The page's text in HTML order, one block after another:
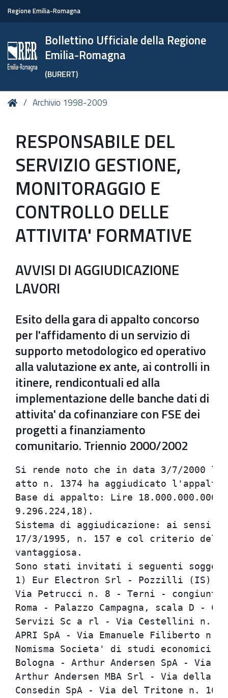
Regione Emilia-Romagna
Bollettino Ufficiale della Regione
Emilia-Romagna
(BURERT)
Tu HomeArchivio 1998-2009
RESPONSABILE DEL
SERVIZIO GESTIONE,
MONITORAGGIO E
CONTROLLO DELLE
ATTIVITA' FORMATIVE
AVVISI DI AGGIUDICAZIONE
LAVORI
Esito della gara di appalto concorso
per l'affidamento di un servizio di
supporto metodologico ed operativo
alla valutazione ex ante, ai controlli in
itinere, rendicontuali ed alla
implementazione delle banche dati di
attivita' da cofinanziare con FSE dei
progetti a finanziamento
comunitario. Triennio 2000/2002
Si rende noto che in data 3/7/
atto n. 1374 ha aggiudicato
Base di appalto: Lire
Sistema di aggiudicazione:
17/3/1995, n. 157 e col
Sono stati
1) Eur Electron Srl - Pozzilli
Via Petrucci n. 8 - Terni -
Roma - Palazzo Campagna,
Servizi Sc a rl - Via Cestellini
APRI SpA - Via Emanuele
Nomisma Societa' di studi
Bologna - Arthur Andersen
Arthur Andersen MBA Srl -
Consedin SpA - Via del Tritone